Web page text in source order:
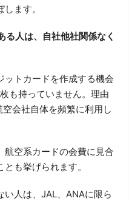
ます。
る人は、自社他社関係なく
ットカードを作成する機会
も持っていません。理由
会社自体を頻繁に利用し
航空系カードの会費に見合
も挙げられます。
い人は、JAL、ANAに限ら